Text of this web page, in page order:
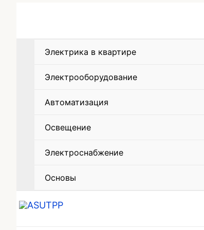
Электрика в квартире
Электрооборудование
Автоматизация
Освещение
Электроснабжение
Основы